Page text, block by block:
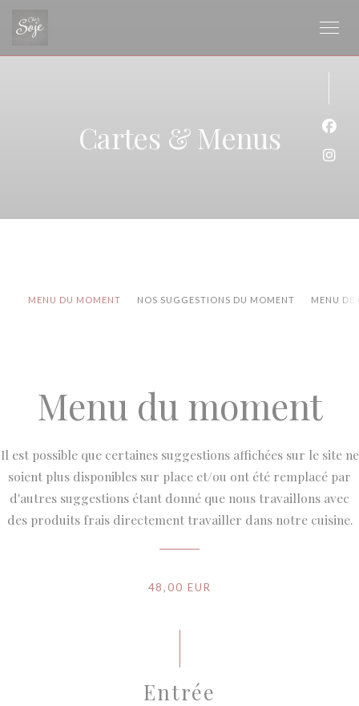
Cartes & Menus
MENU DU MOMENT NOS SUGGESTIONS DU MOMENT MENU DE
Menu du moment
Il est possible que certaines suggestions affichées sur le site ne
soient plus disponibles sur place et/ou ont été remplacé par
d'autres suggestions étant donné que nous travaillons avec
des produits frais directement travailler dans notre cuisine.
48,00 EUR
Entrée